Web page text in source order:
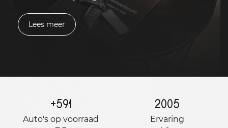
Lees meer
+591
Auto's op voorraad
2005
Ervaring